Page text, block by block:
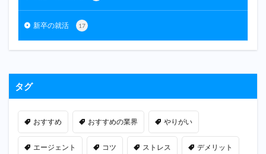
新卒の就活 17
タグ
おすすめ おすすめの業界 やりがい
エージェント コツ ストレス デメリット